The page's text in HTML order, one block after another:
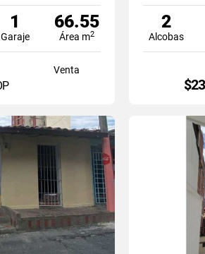
1
Garaje
66.55
Área m2
Venta
2
Alcobas